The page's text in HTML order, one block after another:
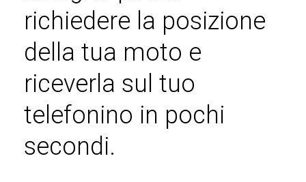
richiedere la posizione
della tua moto e
riceverla sul tuo
telefonino in pochi
secondi.